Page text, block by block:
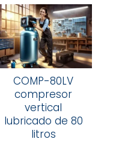
COMP-80LV
compresor
vertical
lubricado de 80
litros